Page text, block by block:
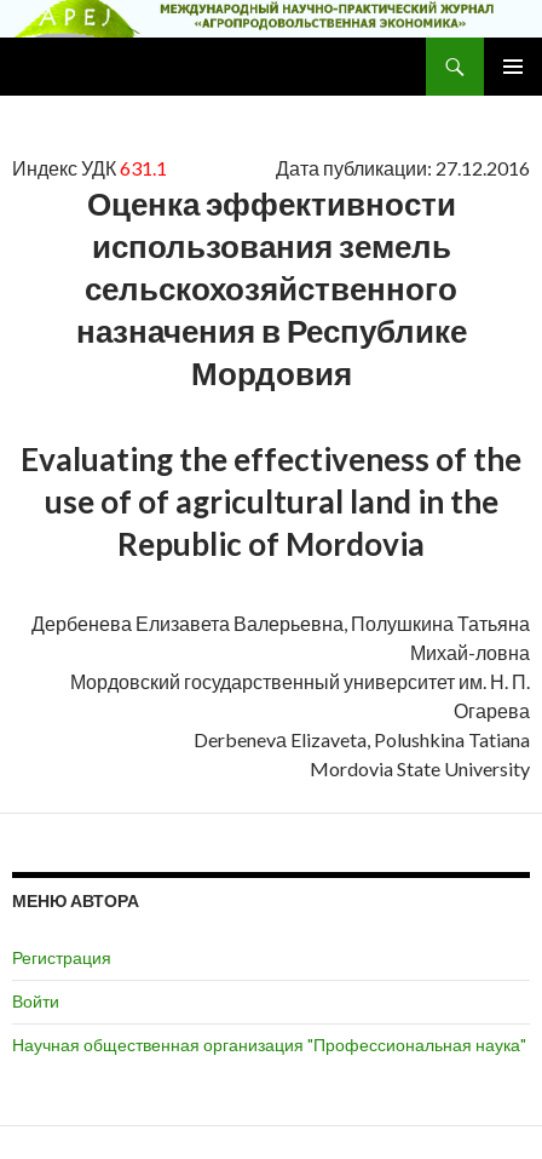
Индекс УДК631.1 Дата публикации: 27.12.2016
Оценка эффективности
использования земель
сельскохозяйственного
назначения в Республике
Мордовия
Evaluating the effectiveness of the
use of of agricultural land in the
Republic of Mordovia
Дербенева Елизавета Валерьевна, Полушкина Татьяна
Михай-ловна
Мордовский государственный университет им. Н. П.
Огарева
Derbenevа Elizaveta, Polushkina Tatiana
Mordovia State University
МЕНЮ АВТОРА
Регистрация
Войти
Научная общественная организация "Профессиональная наука"